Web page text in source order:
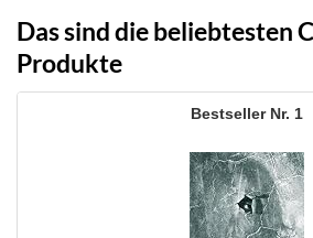
Das sind die beliebtesten
Produkte
1